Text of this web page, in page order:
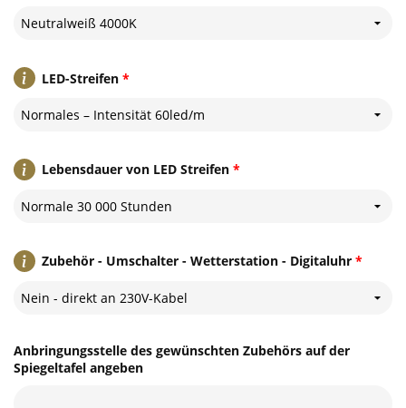
Neutralweiß 4000K
*
LED-Streifen
Normales – Intensität 60led/m
*
Lebensdauer von LED Streifen
Normale 30 000 Stunden
*
Zubehör - Umschalter - Wetterstation - Digitaluhr
Nein - direkt an 230V-Kabel
Anbringungsstelle des gewünschten Zubehörs auf der
Spiegeltafel angeben